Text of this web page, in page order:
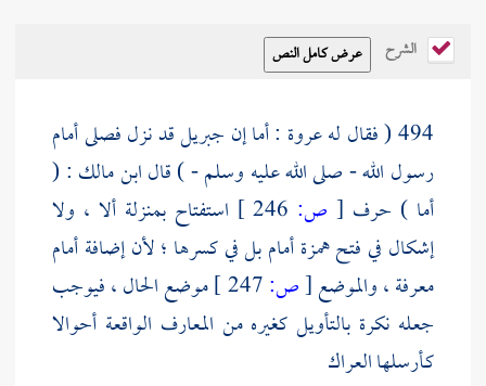
الشرح
494 ( فقال له عروة : أما إن جبريلقد نزل فصلى أمام
رسول الله - صلى الله عليه وسلم - ) قالابن مالك : (
أما ) حرف [ ص:
استفتاح بمنزلة ألا ، ولا
إشكال في فتح همزة أمام بل في كسرها ؛ لأن إضافة أمام
معرفة ، والموضع[ص:
موضع الحال ، فيوجب
جعله نكرة بالتأويل كغيره من المعارف الواقعة أحوالا
كـأرسلها العراك